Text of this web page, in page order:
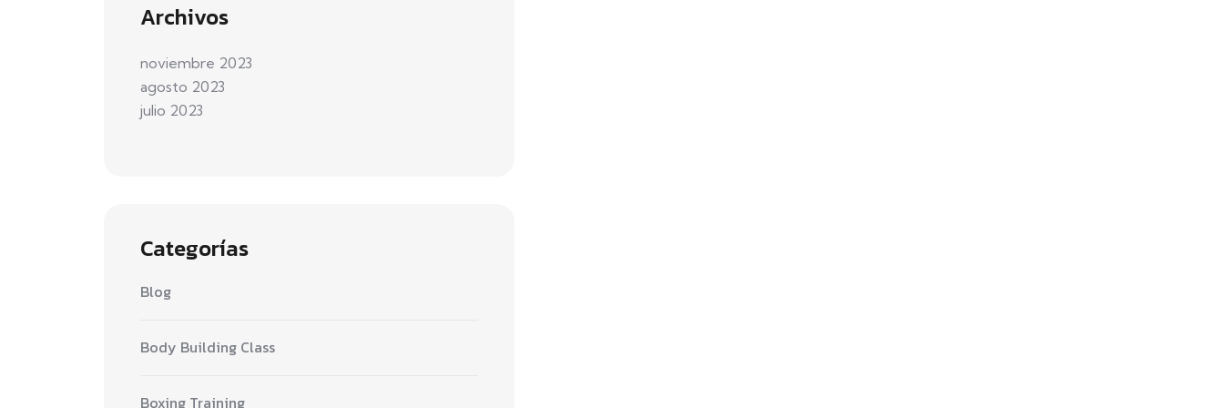
Archivos
noviembre 2023
agosto 2023
julio 2023
Categorías
Blog
Body Building Class
Boxing Training